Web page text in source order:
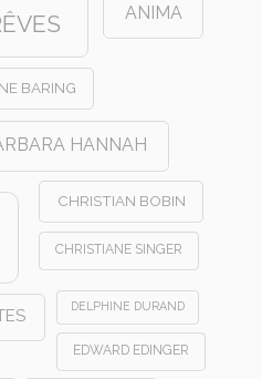
ANIMA
BARING
HANNAH
CHRISTIAN BOBIN
CHRISTIANE SINGER
DELPHINE DURAND
EDWARD EDINGER